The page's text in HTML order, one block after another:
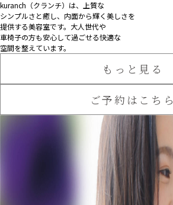
kuranch（クランチ）は、上質な
シンプルさと癒し、 内面から輝く美しさを
提供する美容室です。大人世代や
車椅子の方も安心して過ごせる快適な
空間を整えています。
もっと見る
ご予約はこちら